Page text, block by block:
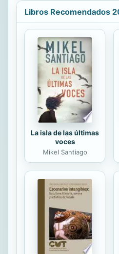
Agricultura,
Internacional
Plantas, que
noviembre al
2020. El
divulgar,
promover
Ciencia y la
y protagónico
Libros Recomendados
La isla de las últimas
voces
Mikel Santiago